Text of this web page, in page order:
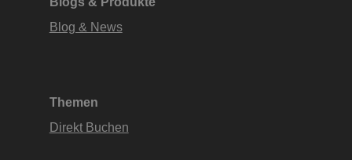
Blog & News
Themen
Direkt Buchen